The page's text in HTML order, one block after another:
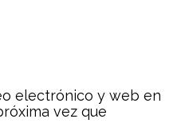
electrónico y web en
vez que